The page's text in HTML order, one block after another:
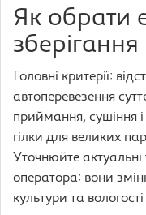
Як обрати
Головні критерії:
автоперевезення
приймання, сушіння і
гілки для великих
Уточнюйте
оператора: вони
культури та